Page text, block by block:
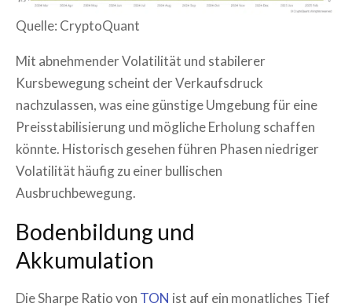
Quelle: CryptoQuant
Mit abnehmender Volatilität und stabilerer
Kursbewegung scheint der Verkaufsdruck
nachzulassen, was eine günstige Umgebung für eine
Preisstabilisierung und mögliche Erholung schaffen
könnte. Historisch gesehen führen Phasen niedriger
Volatilität häufig zu einer bullischen
Ausbruchbewegung.
Bodenbildung und
Akkumulation
Die Sharpe Ratio von TON ist auf ein monatliches Tief